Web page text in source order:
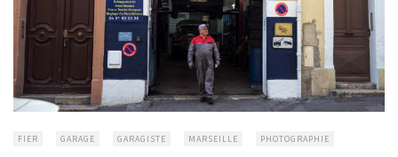
FIER GARAGE GARAGISTE MARSEILLE PHOTOGRAPHIE